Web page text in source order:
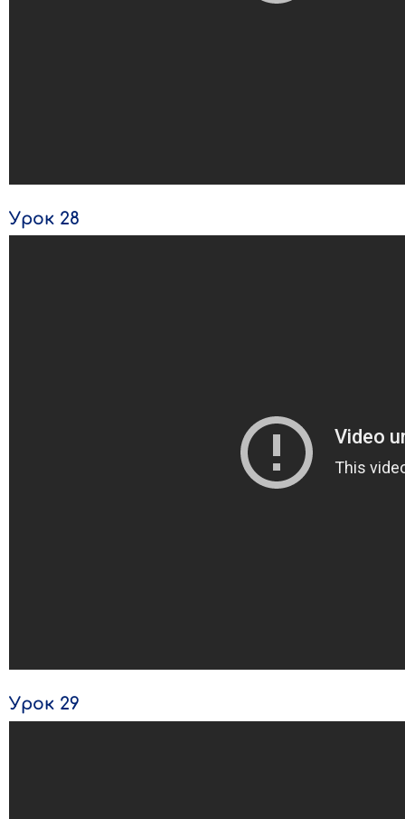
Урок 28
Урок 29